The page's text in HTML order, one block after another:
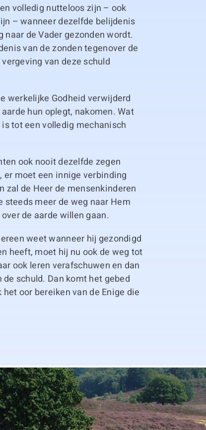
volledig nutteloos zijn – ook
– wanneer dezelfde belijdenis
de Vader gezonden wordt.
van de zonden tegenover de
van deze schuld
werkelijke Godheid verwijderd
hun oplegt, nakomen. Wat
tot een volledig mechanisch
ook nooit dezelfde zegen
er moet een innige verbinding
zal de Heer de mensenkinderen
steeds meer de weg naar Hem
de aarde willen gaan.
weet wanneer hij gezondigd
heeft, moet hij nu ook de weg tot
ook leren verafschuwen en dan
schuld. Dan komt het gebed
oor bereiken van de Enige die